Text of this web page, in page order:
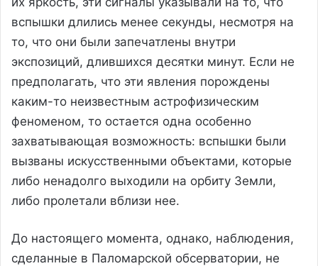
вспышки длились менее секунды, несмотря на
то, что они были запечатлены внутри
экспозиций, длившихся десятки минут. Если не
предполагать, что эти явления порождены
каким-то неизвестным астрофизическим
феноменом, то остается одна особенно
захватывающая возможность: вспышки были
вызваны искусственными объектами, которые
либо ненадолго выходили на орбиту Земли,
либо пролетали вблизи нее.
До настоящего момента, однако, наблюдения,
сделанные в Паломарской обсерватории, не